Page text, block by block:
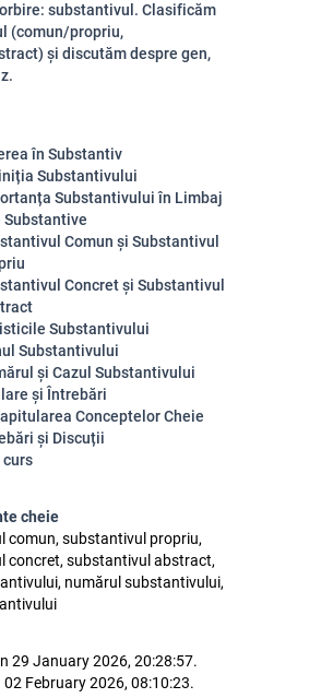
substantivul. Clasificăm
(comun/propriu,
și discutăm despre gen,
în Substantiv
Substantivului
Substantivului în Limbaj
Substantive
Comun și Substantivul
Concret și Substantivul
Substantivului
Substantivului
și Cazul Substantivului
și Întrebări
Conceptelor Cheie
și Discuții
curs
cheie
comun, substantivul propriu,
concret, substantivul abstract,
numărul substantivului,
29 January 2026, 20:28:57.
February 2026, 08:10:23.